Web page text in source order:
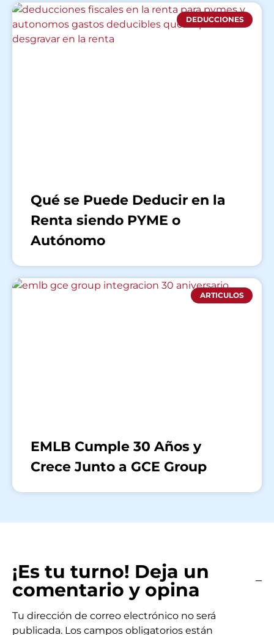
DEDUCCIONES
Qué se Puede Deducir en la
Renta siendo PYME o
Autónomo
ARTICULOS
EMLB Cumple 30 Años y
Crece Junto a GCE Group
¡Es tu turno! Deja un
comentario y opina
Tu dirección de correo electrónico no será
publicada. Los campos obligatorios están